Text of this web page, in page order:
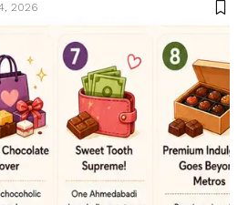
2026